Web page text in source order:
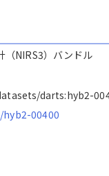
（NIRS3）バンドル
darts:hyb2-
hyb2-00400